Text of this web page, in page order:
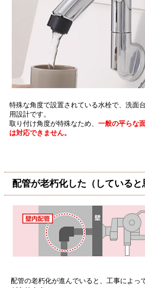
特殊な角度で設置されている水栓で、洗面
用設計です。
取り付け角度が特殊なため、 一般の平らな
は対応できません。
配管が老朽化した（している
配管の老朽化が進んでいると、工事によっ